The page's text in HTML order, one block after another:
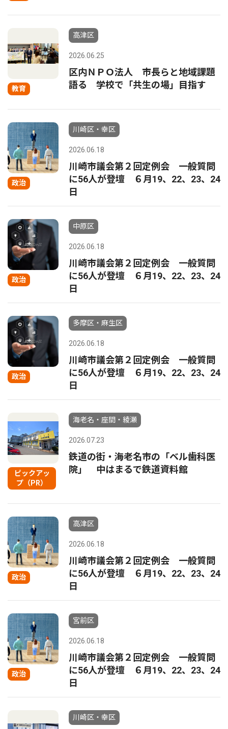
教育
高津区
2026.06.25
区内ＮＰＯ法人 市長らと地域課題
語る 学校で「共生の場」目指す
政治
川崎区・幸区
2026.06.18
川崎市議会第２回定例会 一般質問
に56人が登壇 ６月19、22、23、24
日
政治
中原区
2026.06.18
川崎市議会第２回定例会 一般質問
に56人が登壇 ６月19、22、23、24
日
政治
多摩区・麻生区
2026.06.18
川崎市議会第２回定例会 一般質問
に56人が登壇 ６月19、22、23、24
日
ピックアッ
プ（PR）
海老名・座間・綾瀬
2026.07.23
鉄道の街・海老名市の「ベル歯科医
院」 中はまるで鉄道資料館
政治
高津区
2026.06.18
川崎市議会第２回定例会 一般質問
に56人が登壇 ６月19、22、23、24
日
政治
宮前区
2026.06.18
川崎市議会第２回定例会 一般質問
に56人が登壇 ６月19、22、23、24
日
川崎区・幸区